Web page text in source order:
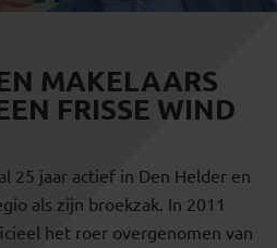
MAKELAARS
FRISSE WIND
25 jaar actief in Den Helder en
als zijn broekzak. In 2011
het roer overgenomen van